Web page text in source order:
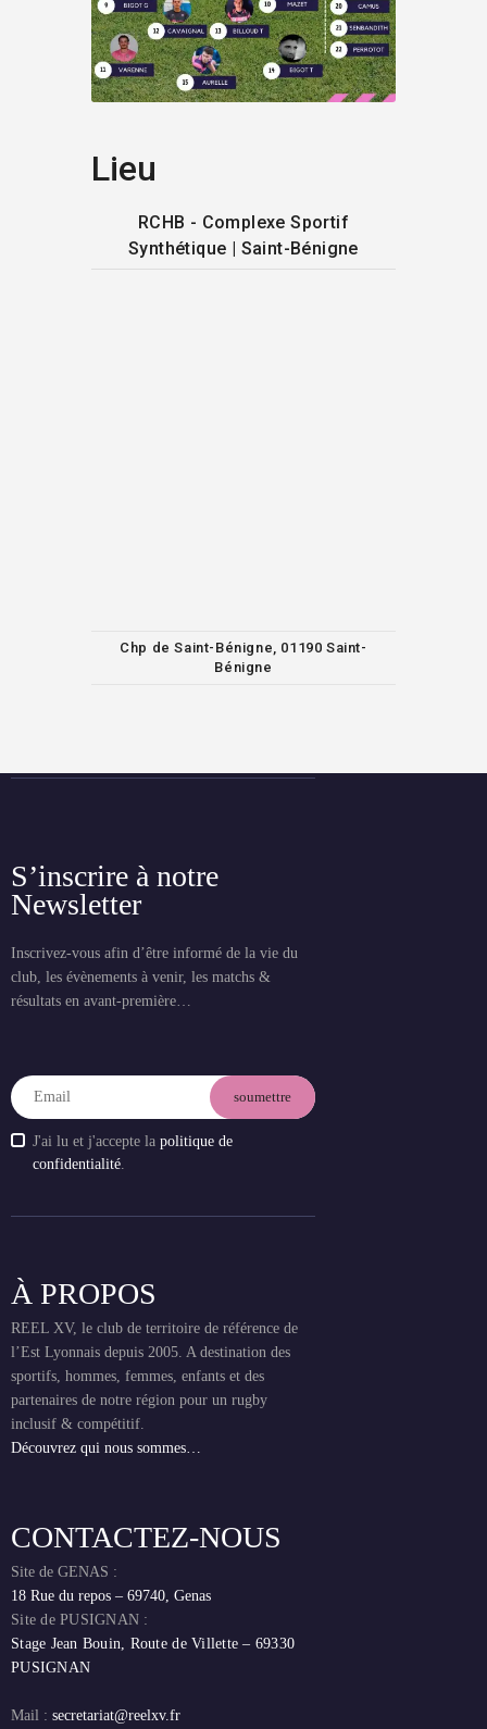
Lieu
RCHB - Complexe Sportif
Synthétique | Saint-Bénigne
Chp de Saint-Bénigne, 01190 Saint-
Bénigne
S’inscrire à notre
Newsletter
Inscrivez-vous afin d’être informé de la vie du
club, les évènements à venir, les matchs &
résultats en avant-première…
J'ai lu et j'accepte la politique de
confidentialité.
À PROPOS
REEL XV, le club de territoire de référence de
l’Est Lyonnais depuis 2005. A destination des
sportifs, hommes, femmes, enfants et des
partenaires de notre région pour un rugby
inclusif & compétitif.
Découvrez qui nous sommes…
CONTACTEZ-NOUS
Site de GENAS :
18 Rue du repos – 69740, Genas
Site de PUSIGNAN :
Stage Jean Bouin, Route de Villette – 69330
PUSIGNAN
Mail : secretariat@reelxv.fr